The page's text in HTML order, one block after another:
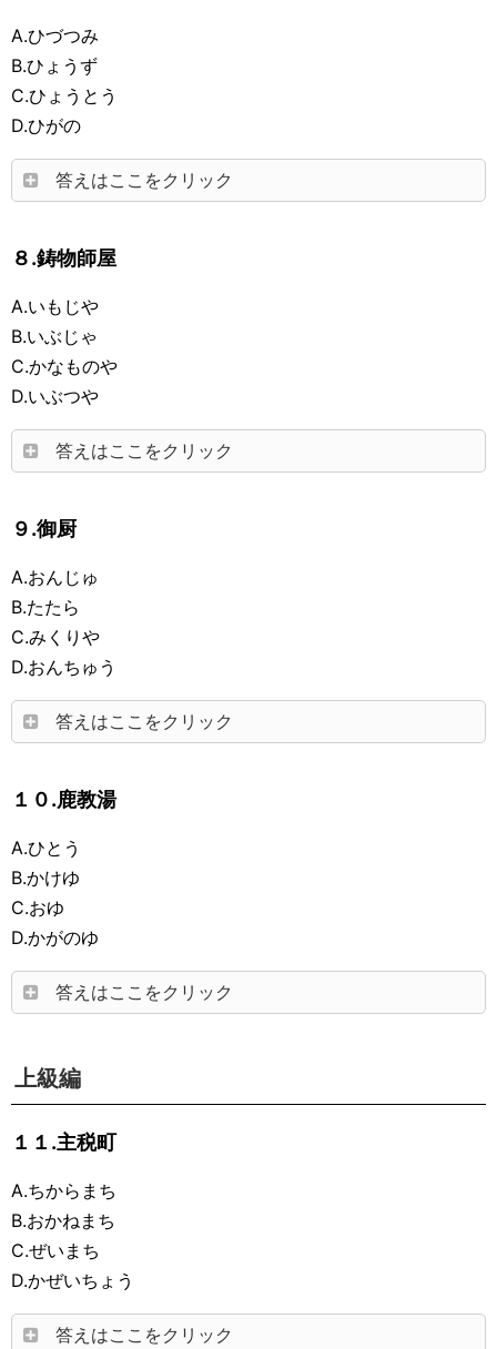
A.ひづつみ
B.ひょうず
C.ひょうとう
D.ひがの
答えはここをクリック
８.鋳物師屋
A.いもじや
B.いぶじゃ
C.かなものや
D.いぶつや
答えはここをクリック
９.御厨
A.おんじゅ
B.たたら
C.みくりや
D.おんちゅう
答えはここをクリック
１０.鹿教湯
A.ひとう
B.かけゆ
C.おゆ
D.かがのゆ
答えはここをクリック
上級編
１１.主税町
A.ちからまち
B.おかねまち
C.ぜいまち
D.かぜいちょう
答えはここをクリック